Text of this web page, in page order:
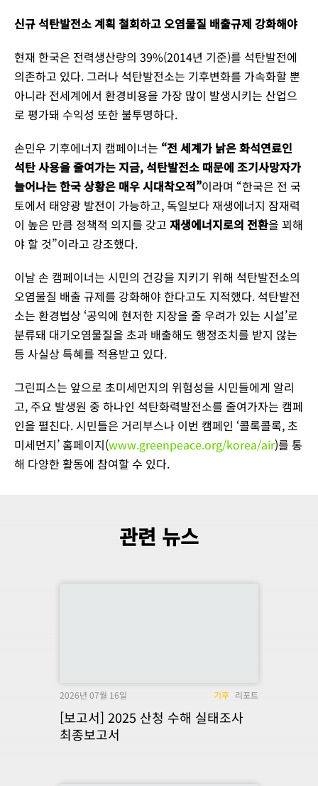
신규 석탄발전소 계획 철회하고 오염물질 배출규제 강화해야
현재 한국은 전력생산량의 39%(2014년 기준)를 석탄발전에
의존하고 있다. 그러나 석탄발전소는 기후변화를 가속화할 뿐
아니라 전세계에서 환경비용을 가장 많이 발생시키는 산업으
로 평가돼 수익성 또한 불투명하다.
손민우 기후에너지 캠페이너는 “전 세계가 낡은 화석연료인
석탄 사용을 줄여가는 지금, 석탄발전소 때문에 조기사망자가
늘어나는 한국 상황은 매우 시대착오적”이라며 “한국은 전 국
토에서 태양광 발전이 가능하고, 독일보다 재생에너지 잠재력
이 높은 만큼 정책적 의지를 갖고 재생에너지로의 전환을 꾀해
야 할 것”이라고 강조했다.
이날 손 캠페이너는 시민의 건강을 지키기 위해 석탄발전소의
오염물질 배출 규제를 강화해야 한다고도 지적했다. 석탄발전
소는 환경법상 ‘공익에 현저한 지장을 줄 우려가 있는 시설’로
분류돼 대기오염물질을 초과 배출해도 행정조치를 받지 않는
등 사실상 특혜를 적용받고 있다.
그린피스는 앞으로 초미세먼지의 위험성을 시민들에게 알리
고, 주요 발생원 중 하나인 석탄화력발전소를 줄여가자는 캠페
인을 펼친다. 시민들은 거리부스나 이번 캠페인 ‘콜록콜록, 초
미세먼지’ 홈페이지(www.greenpeace.org/korea/air)를 통
해 다양한 활동에 참여할 수 있다.
관련 뉴스
2026년 07월 16일 기후 리포트
[보고서] 2025 산청 수해 실태조사
최종보고서